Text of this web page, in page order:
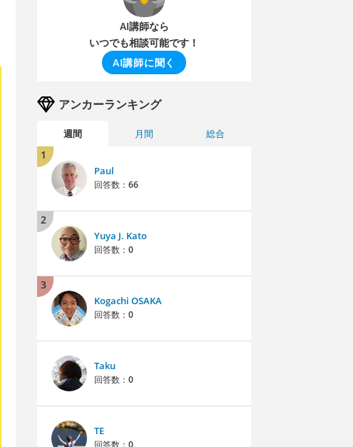
AI講師なら
いつでも相談可能です！
AI講師に聞く
アンカーランキング
週間 月間 総合
1
Paul
回答数： 66
2
Yuya J. Kato
回答数： 0
3
Kogachi OSAKA
回答数： 0
Taku
回答数： 0
TE
回答数： 0